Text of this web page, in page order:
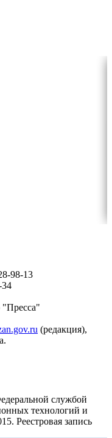
98-13
34
(редакция),
службой
технологий и
Реестровая запись